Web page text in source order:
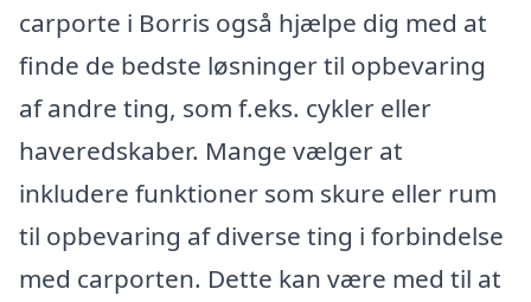
carporte i Borris også hjælpe dig med at
finde de bedste løsninger til opbevaring
af andre ting, som f.eks. cykler eller
haveredskaber. Mange vælger at
inkludere funktioner som skure eller rum
til opbevaring af diverse ting i forbindelse
med carporten. Dette kan være med til at